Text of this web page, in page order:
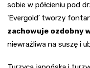
sobie w półcieniu pod
'Evergold’ tworzy
zachowuje ozdobny
niewrażliwa na suszę i